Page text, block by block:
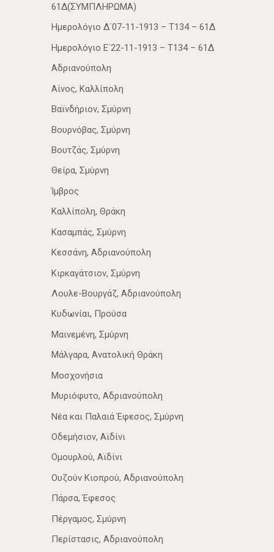
61Δ(ΣΥΜΠΛΗΡΩΜΑ)
Ημερολόγιο Δ΄07-11-1913 – Τ134 – 61Δ
Ημερολόγιο Ε΄22-11-1913 – Τ134 – 61Δ
Αδριανούπολη
Αίνος, Καλλίπολη
Βαϊνδήριον, Σμύρνη
Βουρνόβας, Σμύρνη
Βουτζάς, Σμύρνη
Θείρα, Σμύρνη
Ίμβρος
Καλλίπολη, Θράκη
Κασαμπάς, Σμύρνη
Κεσσάνη, Αδριανούπολη
Κιρκαγάτσιον, Σμύρνη
Λουλε-Βουργάζ, Αδριανούπολη
Κυδωνίαι, Προύσα
Μαινεμένη, Σμύρνη
Μάλγαρα, Ανατολική Θράκη
Μοσχονήσια
Μυριόφυτο, Αδριανούπολη
Νέα­ και Παλαιά Έφεσος, Σμύρνη
Οδεμήσιον, Αϊδίνι
Ομουρλού, Αϊδίνι
Ουζούν Κιοπρού, Αδριανούπολη
Πάρσα, Έφεσος
Πέργαμος, Σμύρνη
Περίστασις, Αδριανούπολη